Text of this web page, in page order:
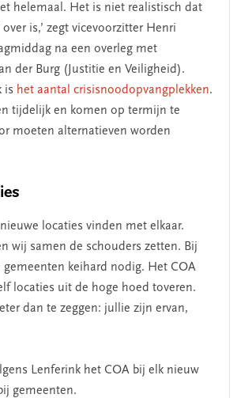
helemaal. Het is niet realistisch dat
is,’ zegt vicevoorzitter Henri
na een overleg met
der Burg (Justitie en Veiligheid).
is het aantal crisisnoodopvangplekken.
tijdelijk en komen op termijn te
moeten alternatieven worden
locaties vinden met elkaar.
wij samen de schouders zetten. Bij
keihard nodig. Het COA
locaties uit de hoge hoed toveren.
dan te zeggen: jullie zijn ervan,
Lenferink het COA bij elk nieuw
gemeenten.